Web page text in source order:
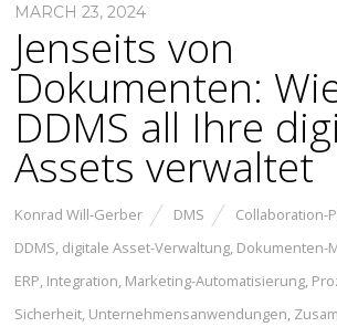
MARCH 23, 2024
Jenseits von
Dokumenten:
DDMS all Ihre
Assets verwaltet
Konrad Will-Gerber DMS Collaboration-
DDMS, digitale Asset-Verwaltung, Dokumenten-
ERP, Integration, Marketing-Automatisierung,
Sicherheit, Unternehmensanwendungen,